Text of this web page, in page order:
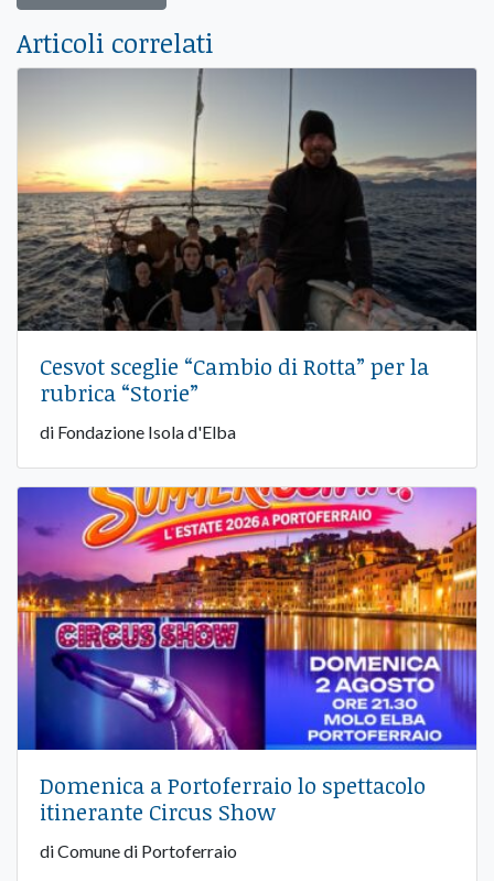
Articoli correlati
Cesvot sceglie “Cambio di Rotta” per la
rubrica “Storie”
di Fondazione Isola d'Elba
Domenica a Portoferraio lo spettacolo
itinerante Circus Show
di Comune di Portoferraio